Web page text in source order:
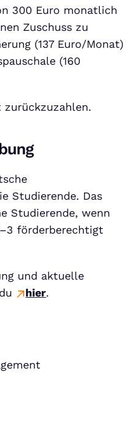
300 Euro monatlich
Zuschuss zu
(137 Euro/Monat)
(160
zurückzuzahlen.
Studierende. Das
Studierende, wenn
förderberechtigt
und aktuelle
hier.